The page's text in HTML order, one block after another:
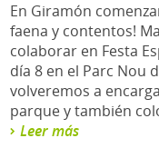
En Giramón
faena y contentos!
colaborar en Festa
día 8 en el Parc Nou
volveremos a
parque y también
Leer más